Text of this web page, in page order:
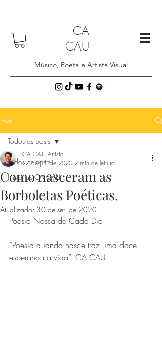
CA
CAU
Músico, Poeta e Artista Visual
Post
Todos os posts
Histórias CA CAU
Todos os posts
Como nasceram as
Borboletas Poéticas.
CA CAU Artista
27 de jul. de 2020 2 min de leitura
Atualizado: 30 de set. de 2020
Poesia Nossa de Cada Dia
“Poesia quando nasce traz uma doce
esperança a vida”- CA CAU